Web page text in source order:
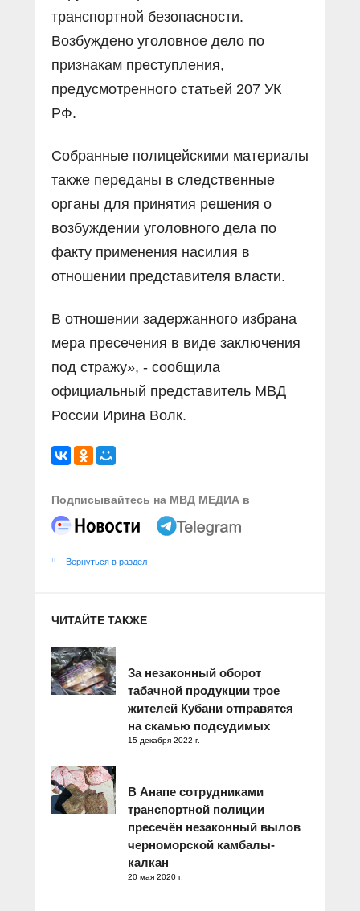
транспортной безопасности.
Возбуждено уголовное дело по
признакам преступления,
предусмотренного статьей 207 УК
РФ.
Собранные полицейскими материалы
также переданы в следственные
органы для принятия решения о
возбуждении уголовного дела по
факту применения насилия в
отношении представителя власти.
В отношении задержанного избрана
мера пресечения в виде заключения
под стражу», - сообщила
официальный представитель МВД
России Ирина Волк.
Подписывайтесь на МВД МЕДИА в
Вернуться в раздел
ЧИТАЙТЕ ТАКЖЕ
За незаконный оборот
табачной продукции трое
жителей Кубани отправятся
на скамью подсудимых
15 декабря 2022 г.
В Анапе сотрудниками
транспортной полиции
пресечён незаконный вылов
черноморской камбалы-
калкан
20 мая 2020 г.